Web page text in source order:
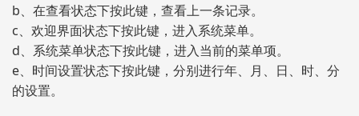
b、在查看状态下按此键，查看上一条记录。
c、欢迎界面状态下按此键，进入系统菜单。
d、系统菜单状态下按此键，进入当前的菜单项。
e、时间设置状态下按此键，分别进行年、月、日、时、分
的设置。